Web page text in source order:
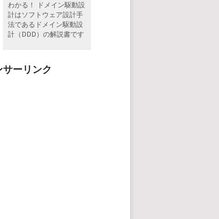
わかる！ ドメイン駆動設
計はソフトウェア設計手
法であるドメイン駆動設
計（DDD）の解説書です
ーリンク